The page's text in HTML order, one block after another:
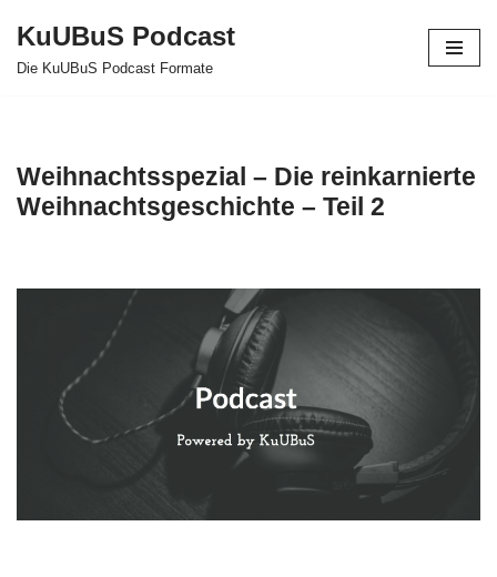
Zum
KuUBuS Podcast
Die KuUBuS Podcast Formate
Weihnachtsspezial – Die reinkarnierte
Weihnachtsgeschichte – Teil 2